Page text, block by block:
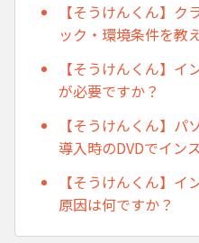
【そうけんくん】ク
ック・環境条件を教
【そうけんくん】
が必要ですか？
【そうけんくん】パ
導入時のDVDでイン
【そうけんくん】イ
原因は何ですか？